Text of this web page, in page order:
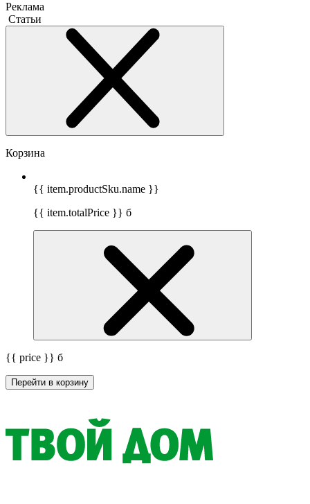
Реклама
Статьи
Корзина
{{ item.productSku.name }}
{{ item.totalPrice }} б
{{ price }} б
Перейти в корзину